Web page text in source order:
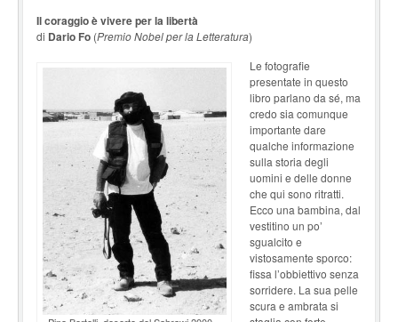
Il coraggio è vivere per la libertà
di Dario Fo (Premio Nobel per la Letteratura)
Le fotografie
presentate in questo
libro parlano da sé, ma
credo sia comunque
importante dare
qualche informazione
sulla storia degli
uomini e delle donne
che qui sono ritratti.
Ecco una bambina, dal
vestitino un po’
sgualcito e
vistosamente sporco:
fissa l’obbiettivo senza
sorridere. La sua pelle
scura e ambrata si